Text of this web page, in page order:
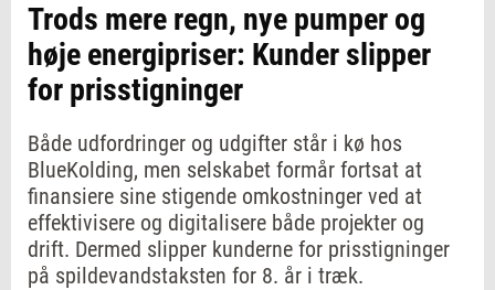
Trods mere regn, nye pumper og
høje energipriser: Kunder slipper
for prisstigninger
Både udfordringer og udgifter står i kø hos
BlueKolding, men selskabet formår fortsat at
finansiere sine stigende omkostninger ved at
effektivisere og digitalisere både projekter og
drift. Dermed slipper kunderne for prisstigninger
på spildevandstaksten for 8. år i træk.